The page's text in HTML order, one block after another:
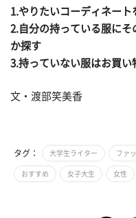
1.やりたいコーディネート
2.自分の持っている服に
か探す
3.持っていない服はお買い
文・渡部笑美香
タグ： 大学生ライター ファ
おすすめ 女子大生 女性